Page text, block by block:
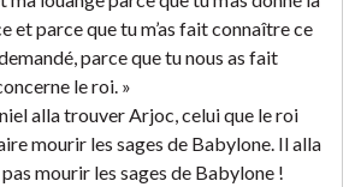
et parce que tu m’as fait connaître ce
parce que tu nous as fait
le roi. »
alla trouver Arjoc, celui que le roi
mourir les sages de Babylone. Il alla
mourir les sages de Babylone !